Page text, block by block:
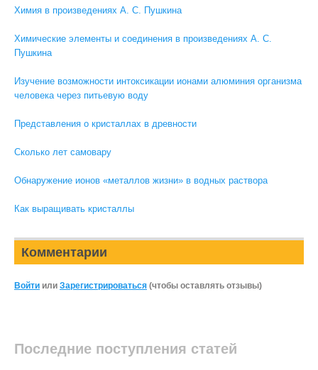
Химия в произведениях А. С. Пушкина
Химические элементы и соединения в произведениях А. С.
Пушкина
Изучение возможности интоксикации ионами алюминия организма
человека через питьевую воду
Представления о кристаллах в древности
Сколько лет самовару
Обнаружение ионов «металлов жизни» в водных раствора
Как выращивать кристаллы
Комментарии
Войти или Зарегистрироваться (чтобы оставлять отзывы)
Последние поступления статей